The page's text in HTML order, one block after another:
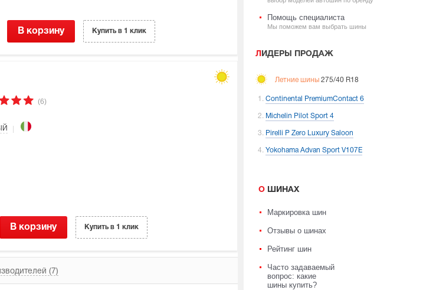
В корзину Купить в 1 клик
(6)
В корзину Купить в 1 клик
(7)
Помощь специалиста
Мы поможем вам выбрать шины
ЛИДЕРЫ ПРОДАЖ
Летние шины 275/40 R18
Continental PremiumContact 6
Michelin Pilot Sport 4
Pirelli P Zero Luxury Saloon
Yokohama Advan Sport V107E
О ШИНАХ
Маркировка шин
Отзывы о шинах
Рейтинг шин
Часто задаваемый
вопрос: какие
шины купить?